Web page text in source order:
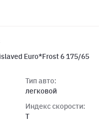
Euro*Frost 6 175/65
Тип авто:
легковой
Индекс скорости:
T